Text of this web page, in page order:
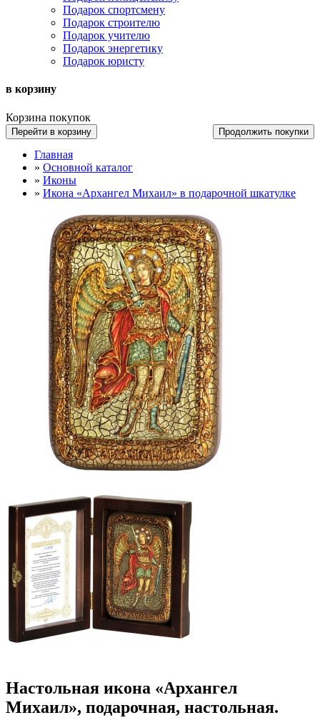
Подарок спортсмену
Подарок строителю
Подарок учителю
Подарок энергетику
Подарок юристу
в корзину
Корзина покупок
Перейти в корзину Продолжить покупки
Главная
» Основной каталог
» Иконы
» Икона «Архангел Михаил» в подарочной шкатулке
Настольная икона «Архангел
Михаил», подарочная, настольная.